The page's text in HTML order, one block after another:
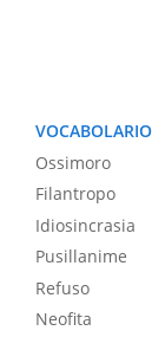
VOCABOLARIO
Ossimoro
Filantropo
Idiosincrasia
Pusillanime
Refuso
Neofita